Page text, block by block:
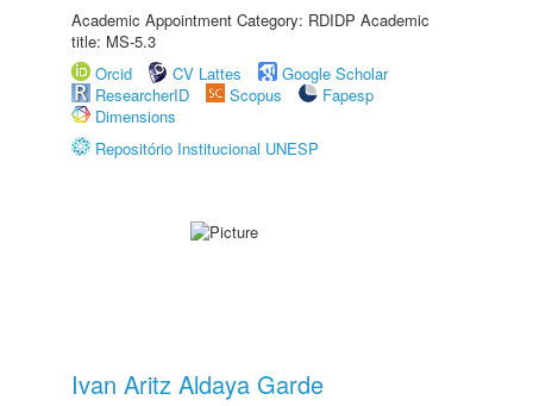
Academic Appointment Category: RDIDP Academic
title: MS-5.3
Orcid
CV Lattes
Google Scholar
ResearcherID
Scopus
Fapesp
Dimensions
Repositório Institucional UNESP
Ivan Aritz Aldaya Garde